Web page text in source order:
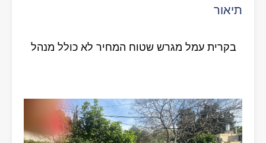
תיאור
בקרית עמל מגרש שטוח המחיר לא כולל מנהל